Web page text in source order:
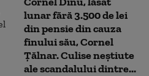
lunar fără 3.500 de lei
din pensie din cauza
finului său, Cornel
Țălnar. Culise neștiute
ale scandalului dintre...